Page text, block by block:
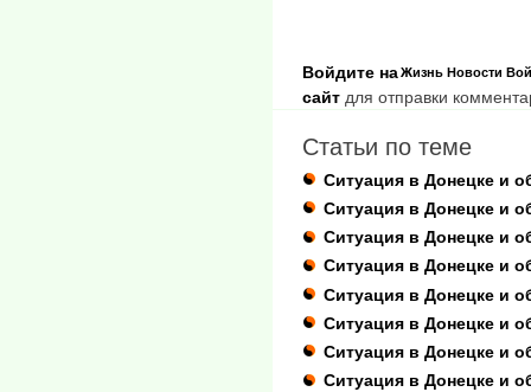
Жизнь Новости
Войдите на
сайт для отправки
Статьи по теме
Ситуация в Донецке и
Ситуация в Донецке и
Ситуация в Донецке и
Ситуация в Донецке и
Ситуация в Донецке и
Ситуация в Донецке и
Ситуация в Донецке и
Ситуация в Донецке и